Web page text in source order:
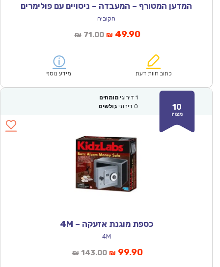
המדען המטורף – המעבדה – ניסויים עם פולימרים
הקוביה
₪ 71.00המחיר
₪71.00.
₪ 49.90המחיר
הוא:
כתוב חוות דעת מידע נוסף
10
מצוין
1 דירוגי מומחים
0 דירוגי גולשים
כספת מוגנת אזעקה – 4M
4M
₪ 143.00המחיר
₪ 99.90המחיר